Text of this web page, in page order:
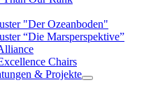
"Der Ozeanboden"
“Die Marsperspektive”
Chairs
& Projekte